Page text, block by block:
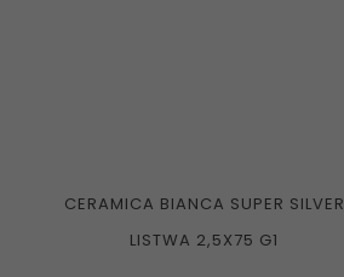
CERAMICA BIANCA SUPER SILVER
LISTWA 2,5X75 G1